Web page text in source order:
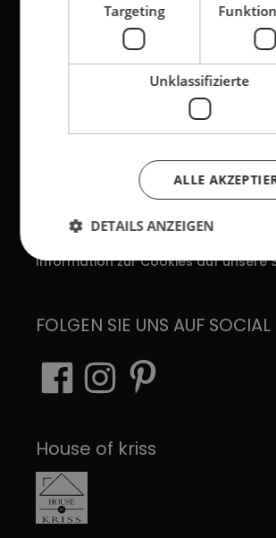
SUPPORT
Kontakt
Datenschutzerklärung
Information zur Cookies auf unsere
FOLGEN SIE UNS AUF
House of kriss
Targeting
Unklassifizierte
ALLE
DETAILS ANZEIGEN